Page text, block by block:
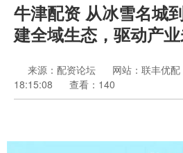
牛津配资 从冰雪名城
建全域生态，驱动产
来源：配资论坛 网站：联丰优配
18:15:08
查看：140